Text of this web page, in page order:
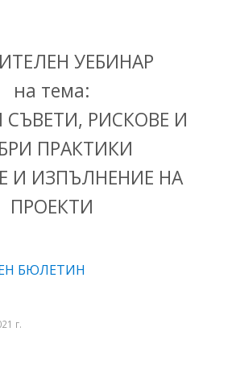
УЕБИНАР
на тема:
РИСКОВЕ И
ПРАКТИКИ
И ИЗПЪЛНЕНИЕ НА
ПРОЕКТИ
БЮЛЕТИН
г.